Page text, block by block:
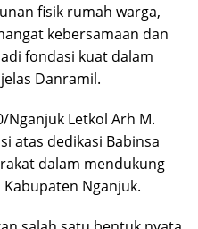
fisik rumah warga,
kebersamaan dan
fondasi kuat dalam
Danramil.
Nganjuk Letkol Arh M.
atas dedikasi Babinsa
dalam mendukung
Nganjuk.